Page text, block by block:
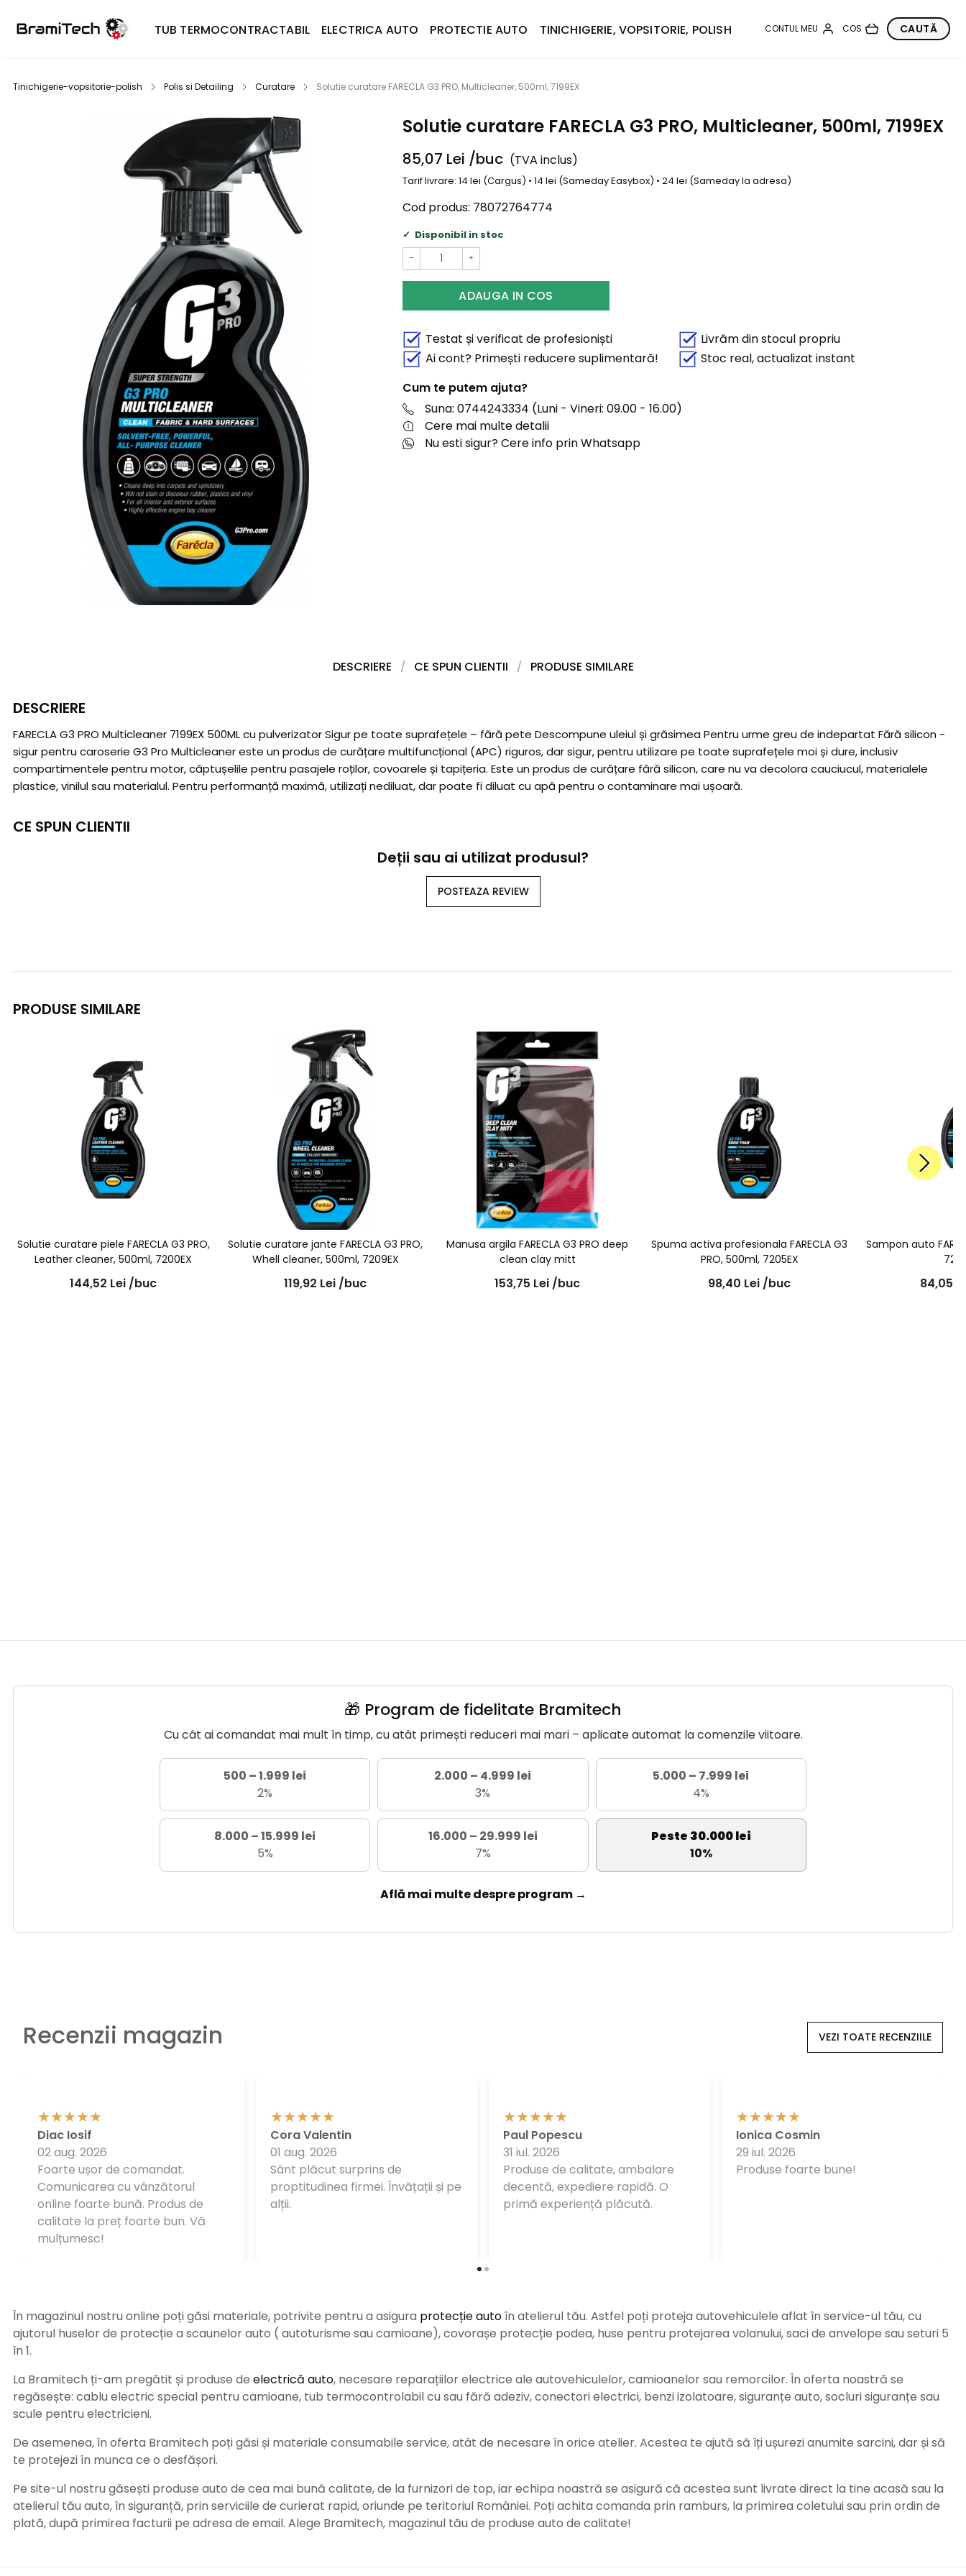
TUB TERMOCONTRACTABIL ELECTRICA AUTO PROTECTIE AUTO TINICHIGERIE, VOPSITORIE, POLISH
Tinichigerie-vopsitorie-polish Polis si Detailing Curatare Solutie curatare FARECLA G3 PRO, Multicleaner, 500ml, 7199EX
Solutie curatare FARECLA G3 PRO, Multicleaner, 500ml, 7199EX
85,07 Lei /buc (TVA inclus)
Tarif livrare: 14 lei (Cargus) • 14 lei (Sameday Easybox) • 24 lei (Sameday la adresa)
Cod produs: 78072764774
Disponibil in stoc
− +
ADAUGA IN COS
Testat și verificat de profesioniști
Livrăm din stocul propriu
Ai cont? Primești reducere suplimentară!
Stoc real, actualizat instant
Cum te putem ajuta?
Suna: 0744243334 (Luni - Vineri: 09.00 - 16.00)
Cere mai multe detalii
Nu esti sigur? Cere info prin Whatsapp
DESCRIERE CE SPUN CLIENTII PRODUSE SIMILARE
DESCRIERE
FARECLA G3 PRO Multicleaner 7199EX 500ML cu pulverizator Sigur pe toate suprafețele – fără pete Descompune uleiul și grăsimea Pentru urme greu de indepartat Fără silicon -
sigur pentru caroserie G3 Pro Multicleaner este un produs de curățare multifuncțional (APC) riguros, dar sigur, pentru utilizare pe toate suprafețele moi și dure, inclusiv
compartimentele pentru motor, căptușelile pentru pasajele roților, covoarele și tapițeria. Este un produs de curățare fără silicon, care nu va decolora cauciucul, materialele
plastice, vinilul sau materialul. Pentru performanță maximă, utilizați nediluat, dar poate fi diluat cu apă pentru o contaminare mai ușoară.
CE SPUN CLIENTII
Deții sau ai utilizat produsul?
POSTEAZA REVIEW
PRODUSE SIMILARE
Solutie curatare piele FARECLA G3 PRO,
Leather cleaner, 500ml, 7200EX
144,52 Lei /buc
Solutie curatare jante FARECLA G3 PRO,
Whell cleaner, 500ml, 7209EX
119,92 Lei /buc
Manusa argila FARECLA G3 PRO deep
clean clay mitt
153,75 Lei /buc
Spuma activa profesionala FARECLA G3
PRO, 500ml, 7205EX
98,40 Lei /buc
Sampon auto
84,05
🎁 Program de fidelitate Bramitech
Cu cât ai comandat mai mult în timp, cu atât primești reduceri mai mari – aplicate automat la comenzile viitoare.
500 – 1.999 lei
2%
2.000 – 4.999 lei
3%
5.000 – 7.999 lei
4%
8.000 – 15.999 lei
5%
16.000 – 29.999 lei
7%
Peste 30.000 lei
10%
Află mai multe despre program →
Recenzii magazin VEZI TOATE RECENZIILE
Foarte ușor de comandat.
Comunicarea cu vânzătorul
online foarte bună. Produs de
calitate la preț foarte bun. Vă
mulțumesc!
Diac Iosif
02 aug. 2026
Sânt plăcut surprins de
proptitudinea firmei. Învățații și pe
alții.
Cora Valentin
01 aug. 2026
Produse de calitate, ambalare
decentă, expediere rapidă. O
primă experiență plăcută.
Paul Popescu
31 iul. 2026
Produse foarte bune!
Ionica Cosmin
29 iul. 2026
În magazinul nostru online poți găsi materiale, potrivite pentru a asigura protecție autoîn atelierul tău. Astfel poți proteja autovehiculele aflat în service-ul tău, cu
ajutorul huselor de protecție a scaunelor auto ( autoturisme sau camioane), covorașe protecție podea, huse pentru protejarea volanului, saci de anvelope sau seturi 5
în 1.
La Bramitech ți-am pregătit și produse de electrică auto, necesare reparațiilor electrice ale autovehiculelor, camioanelor sau remorcilor. În oferta noastră se
regăsește: cablu electric special pentru camioane, tub termocontrolabil cu sau fără adeziv, conectori electrici, benzi izolatoare, siguranțe auto, socluri siguranțe sau
scule pentru electricieni.
De asemenea, în oferta Bramitech poți găsi și materiale consumabile service, atât de necesare în orice atelier. Acestea te ajută să îți ușurezi anumite sarcini, dar și să
te protejezi în munca ce o desfășori.
Pe site-ul nostru găsești produse auto de cea mai bună calitate, de la furnizori de top, iar echipa noastră se asigură că acestea sunt livrate direct la tine acasă sau la
atelierul tău auto, în siguranță, prin serviciile de curierat rapid, oriunde pe teritoriul României. Poți achita comanda prin ramburs, la primirea coletului sau prin ordin de
plată, după primirea facturii pe adresa de email. Alege Bramitech, magazinul tău de produse auto de calitate!